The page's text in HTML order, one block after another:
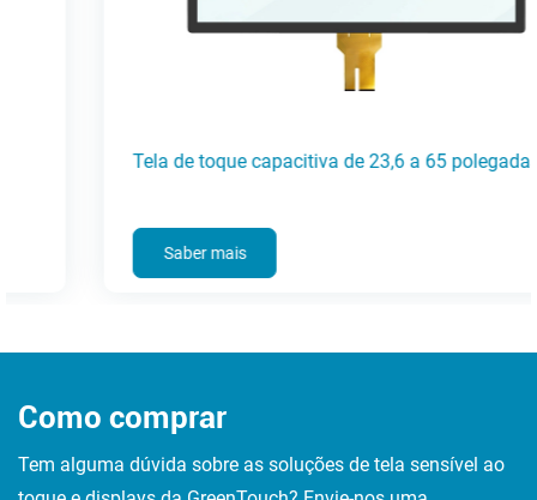
Tela de toque capacitiva de 23,6 a 65 polegadas
Como comprar
Tem alguma dúvida sobre as soluções de tela sensível ao